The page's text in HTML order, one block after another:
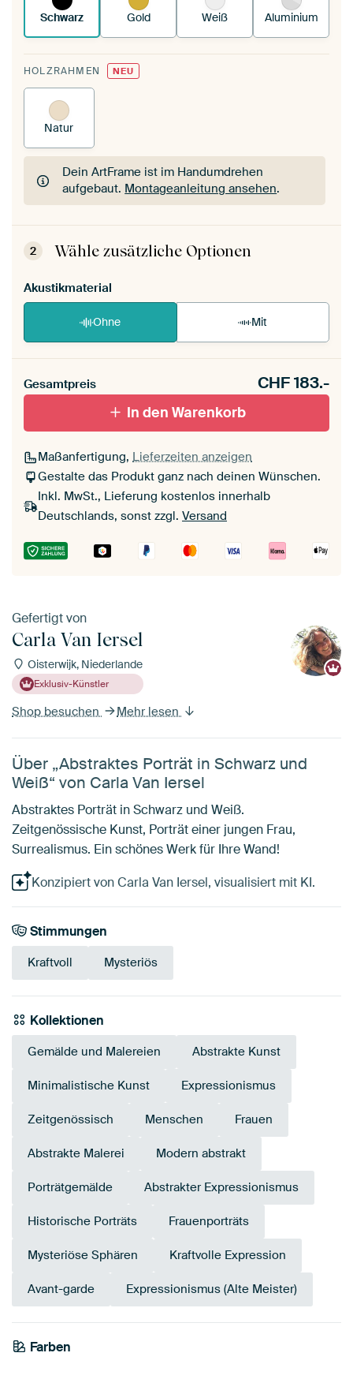
Schwarz Gold Weiß Aluminium
HOLZRAHMEN NEU
Natur
Dein ArtFrame ist im Handumdrehen
aufgebaut. Montageanleitung ansehen.
Dein ArtFrame ist im Handumdrehen
aufgebaut.Montageanleitung ansehen
2 Wähle zusätzliche Optionen
Akustikmaterial
Ohne Mit
Gesamtpreis CHF183.-
In den Warenkorb
Maßanfertigung, Lieferzeiten anzeigen
Gestalte das Produkt ganz nach deinen Wünschen.
Inkl. MwSt., Lieferung kostenlos innerhalb
Deutschlands, sonst zzgl. Versand
Gefertigt von
Carla Van Iersel
Oisterwijk, Niederlande
Exklusiv-Künstler
Shop besuchen Mehr lesen
Über „Abstraktes Porträt in Schwarz und
Weiß“ von Carla Van Iersel
Abstraktes Porträt in Schwarz und Weiß.
Zeitgenössische Kunst, Porträt einer jungen Frau,
Surrealismus. Ein schönes Werk für Ihre Wand!
Konzipiert von Carla Van Iersel, visualisiert mit KI.
Stimmungen
Kraftvoll Mysteriös
Kollektionen
Gemälde und Malereien Abstrakte Kunst
Minimalistische Kunst Expressionismus
Zeitgenössisch Menschen Frauen
Abstrakte Malerei Modern abstrakt
Porträtgemälde Abstrakter Expressionismus
Historische Porträts Frauenporträts
Mysteriöse Sphären Kraftvolle Expression
Avant-garde Expressionismus (Alte Meister)
Farben
Grau